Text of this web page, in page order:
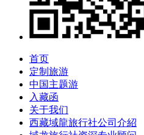
首页
定制旅游
中国主题游
入藏函
关于我们
西藏域龍旅行社公司介紹